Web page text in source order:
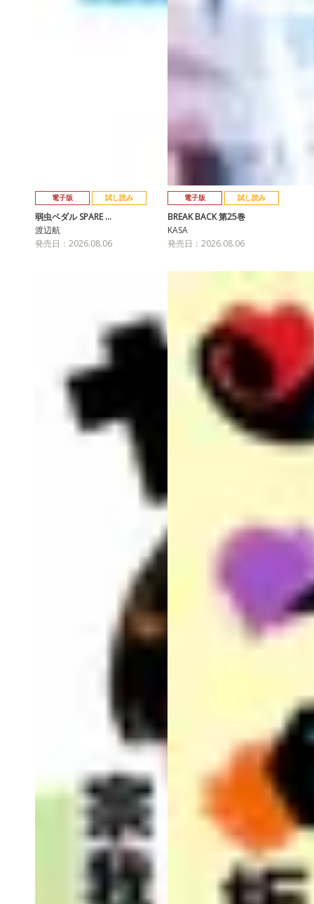
電子版 試し読み
弱虫ペダル SPARE …
渡辺航
発売日：2026.08.06
電子版 試し読み
BREAK BACK 第25巻
KASA
発売日：2026.08.06